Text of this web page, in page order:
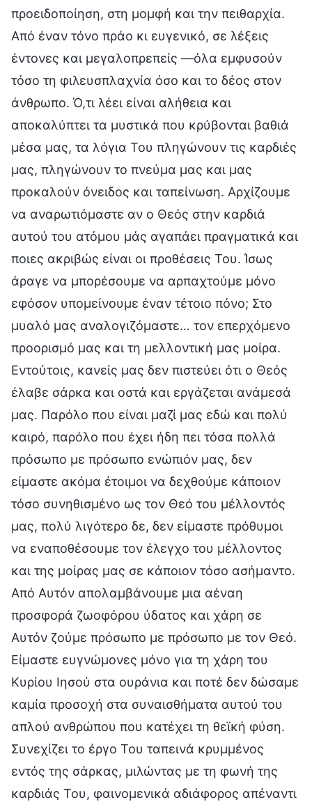
προειδοποίηση, στη μομφή και την πειθαρχία.
Από έναν τόνο πράο κι ευγενικό, σε λέξεις
έντονες και μεγαλοπρεπείς —όλα εμφυσούν
τόσο τη φιλευσπλαχνία όσο και το δέος στον
άνθρωπο. Ό,τι λέει είναι αλήθεια και
αποκαλύπτει τα μυστικά που κρύβονται βαθιά
μέσα μας, τα λόγια Του πληγώνουν τις καρδιές
μας, πληγώνουν το πνεύμα μας και μας
προκαλούν όνειδος και ταπείνωση. Αρχίζουμε
να αναρωτιόμαστε αν ο Θεός στην καρδιά
αυτού του ατόμου μάς αγαπάει πραγματικά και
ποιες ακριβώς είναι οι προθέσεις Του. Ίσως
άραγε να μπορέσουμε να αρπαχτούμε μόνο
εφόσον υπομείνουμε έναν τέτοιο πόνο; Στο
μυαλό μας αναλογιζόμαστε… τον επερχόμενο
προορισμό μας και τη μελλοντική μας μοίρα.
Εντούτοις, κανείς μας δεν πιστεύει ότι ο Θεός
έλαβε σάρκα και οστά και εργάζεται ανάμεσά
μας. Παρόλο που είναι μαζί μας εδώ και πολύ
καιρό, παρόλο που έχει ήδη πει τόσα πολλά
πρόσωπο με πρόσωπο ενώπιόν μας, δεν
είμαστε ακόμα έτοιμοι να δεχθούμε κάποιον
τόσο συνηθισμένο ως τον Θεό του μέλλοντός
μας, πολύ λιγότερο δε, δεν είμαστε πρόθυμοι
να εναποθέσουμε τον έλεγχο του μέλλοντος
και της μοίρας μας σε κάποιον τόσο ασήμαντο.
Από Αυτόν απολαμβάνουμε μια αέναη
προσφορά ζωοφόρου ύδατος και χάρη σε
Αυτόν ζούμε πρόσωπο με πρόσωπο με τον Θεό.
Είμαστε ευγνώμονες μόνο για τη χάρη του
Κυρίου Ιησού στα ουράνια και ποτέ δεν δώσαμε
καμία προσοχή στα συναισθήματα αυτού του
απλού ανθρώπου που κατέχει τη θεϊκή φύση.
Συνεχίζει το έργο Του ταπεινά κρυμμένος
εντός της σάρκας, μιλώντας με τη φωνή της
καρδιάς Του, φαινομενικά αδιάφορος απέναντι